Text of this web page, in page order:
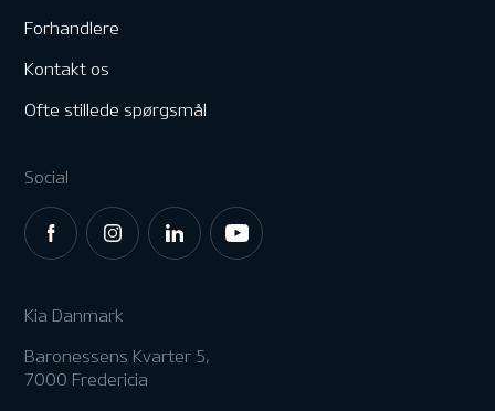
Forhandlere
Kontakt os
Ofte stillede spørgsmål
Social
Kia Danmark
Baronessens Kvarter 5,
7000 Fredericia